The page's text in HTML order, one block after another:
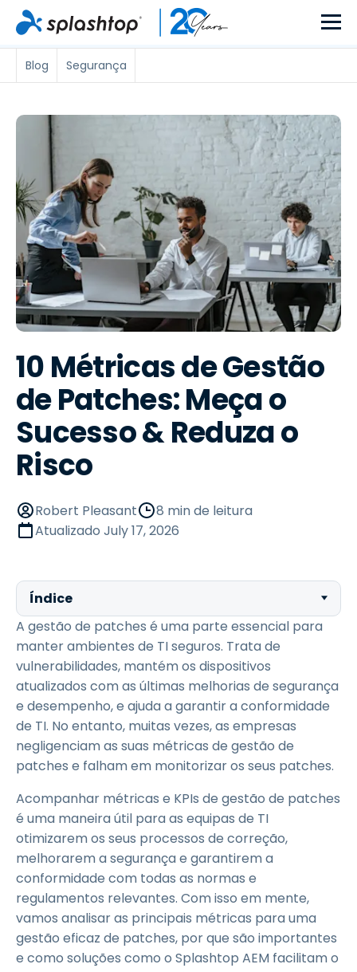
Blog Segurança
10 Métricas de Gestão
de Patches: Meça o
Sucesso & Reduza o
Risco
Robert Pleasant
8 min de leitura
Atualizado July 17, 2026
Índice
A gestão de patches é uma parte essencial para
manter ambientes de TI seguros. Trata de
vulnerabilidades, mantém os dispositivos
atualizados com as últimas melhorias de segurança
e desempenho, e ajuda a garantir a conformidade
de TI. No entanto, muitas vezes, as empresas
negligenciam as suas métricas de gestão de
patches e falham em monitorizar os seus patches.
Acompanhar métricas e KPIs de gestão de patches
é uma maneira útil para as equipas de TI
otimizarem os seus processos de correção,
melhorarem a segurança e garantirem a
conformidade com todas as normas e
regulamentos relevantes. Com isso em mente,
vamos analisar as principais métricas para uma
gestão eficaz de patches, por que são importantes
e como soluções como o Splashtop AEM facilitam o